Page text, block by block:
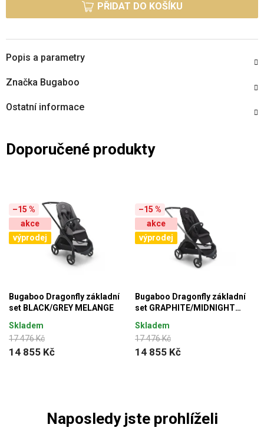
PŘIDAT DO KOŠÍKU
Popis a parametry
Značka Bugaboo
Ostatní informace
Doporučené produkty
–15 %
akce
výprodej
Bugaboo Dragonfly základní
set BLACK/GREY MELANGE
17 476 Kč
14 855 Kč
Skladem
–15 %
akce
výprodej
Bugaboo Dragonfly základní
set GRAPHITE/MIDNIGHT
17 476 Kč
14 855 Kč
Skladem
Naposledy jste prohlíželi